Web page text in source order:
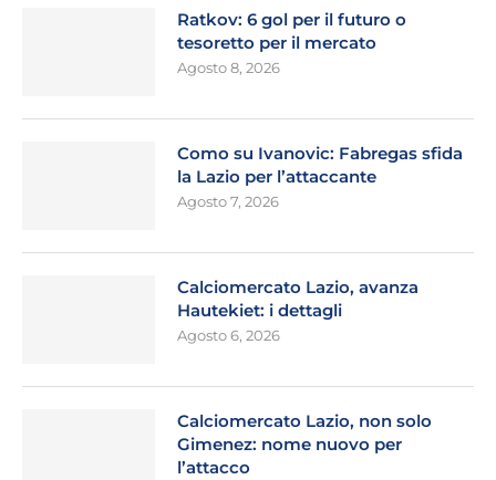
Ratkov: 6 gol per il futuro o
tesoretto per il mercato
Agosto 8, 2026
Como su Ivanovic: Fabregas sfida
la Lazio per l’attaccante
Agosto 7, 2026
Calciomercato Lazio, avanza
Hautekiet: i dettagli
Agosto 6, 2026
Calciomercato Lazio, non solo
Gimenez: nome nuovo per
l’attacco